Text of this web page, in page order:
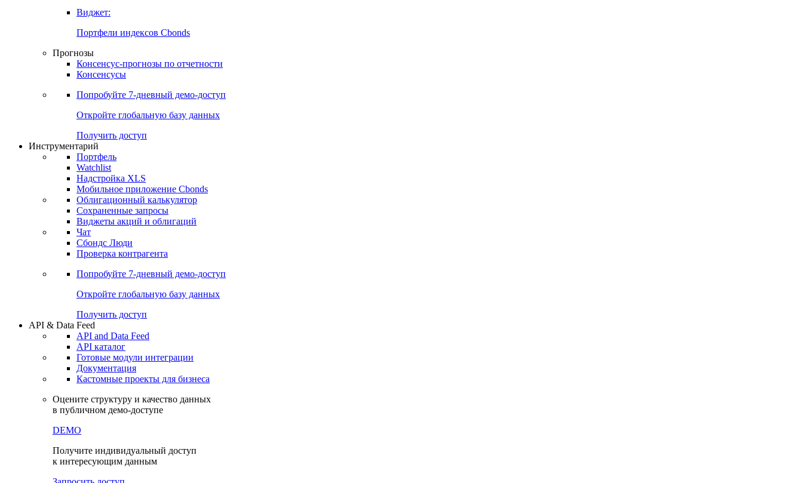
Виджет:
Портфели индексов Cbonds
Прогнозы
Консенсус-прогнозы по отчетности
Консенсусы
Попробуйте 7-дневный демо-доступ
Откройте глобальную базу данных
Получить доступ
Инструментарий
Портфель
Watchlist
Надстройка XLS
Мобильное приложение Cbonds
Облигационный калькулятор
Сохраненные запросы
Виджеты акций и облигаций
Чат
Сбондс Люди
Проверка контрагента
Попробуйте 7-дневный демо-доступ
Откройте глобальную базу данных
Получить доступ
API & Data Feed
API and Data Feed
API каталог
Готовые модули интеграции
Документация
Кастомные проекты для бизнеса
Оцените структуру и качество данных
в публичном демо-доступе
DEMO
Получите индивидуальный доступ
к интересующим данным